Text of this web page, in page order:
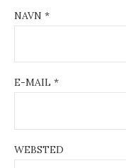
NAVN *
E-MAIL *
WEBSTED